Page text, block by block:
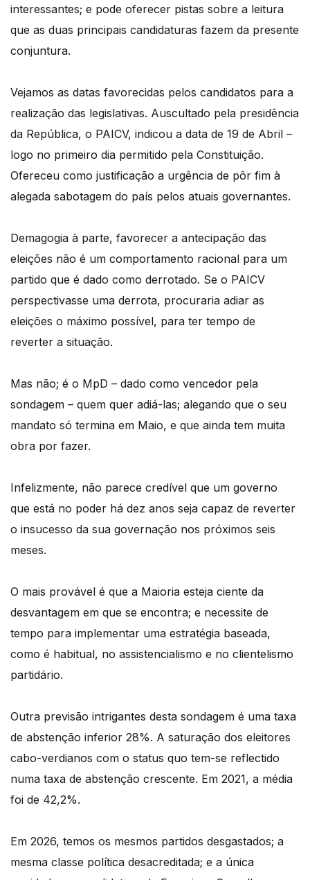
interessantes; e pode oferecer pistas sobre a leitura
que as duas principais candidaturas fazem da presente
conjuntura.
Vejamos as datas favorecidas pelos candidatos para a
realização das legislativas. Auscultado pela presidência
da República, o PAICV, indicou a data de 19 de Abril –
logo no primeiro dia permitido pela Constituição.
Ofereceu como justificação a urgência de pôr fim à
alegada sabotagem do país pelos atuais governantes.
Demagogia à parte, favorecer a antecipação das
eleições não é um comportamento racional para um
partido que é dado como derrotado. Se o PAICV
perspectivasse uma derrota, procuraria adiar as
eleições o máximo possível, para ter tempo de
reverter a situação.
Mas não; é o MpD – dado como vencedor pela
sondagem – quem quer adiá-las; alegando que o seu
mandato só termina em Maio, e que ainda tem muita
obra por fazer.
Infelizmente, não parece credível que um governo
que está no poder há dez anos seja capaz de reverter
o insucesso da sua governação nos próximos seis
meses.
O mais provável é que a Maioria esteja ciente da
desvantagem em que se encontra; e necessite de
tempo para implementar uma estratégia baseada,
como é habitual, no assistencialismo e no clientelismo
partidário.
Outra previsão intrigantes desta sondagem é uma taxa
de abstenção inferior 28%. A saturação dos eleitores
cabo-verdianos com o status quo tem-se reflectido
numa taxa de abstenção crescente. Em 2021, a média
foi de 42,2%.
Em 2026, temos os mesmos partidos desgastados; a
mesma classe política desacreditada; e a única